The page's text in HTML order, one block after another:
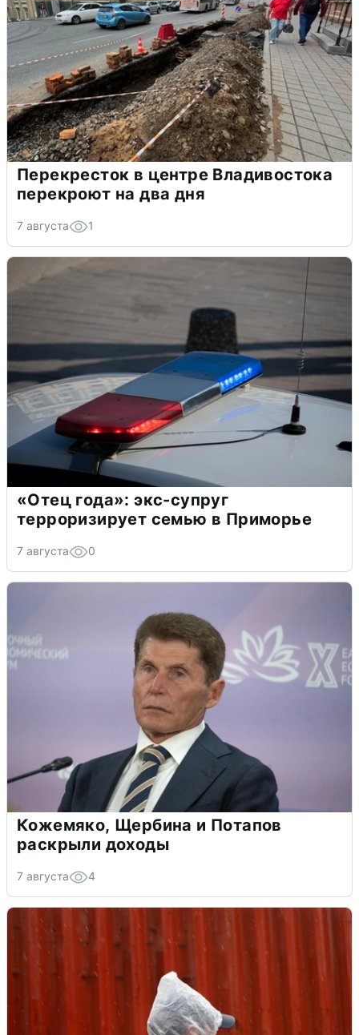
Перекресток в центре Владивостока
перекроют на два дня
7 августа 1
«Отец года»: экс-супруг
терроризирует семью в Приморье
7 августа 0
Кожемяко, Щербина и Потапов
раскрыли доходы
7 августа 4